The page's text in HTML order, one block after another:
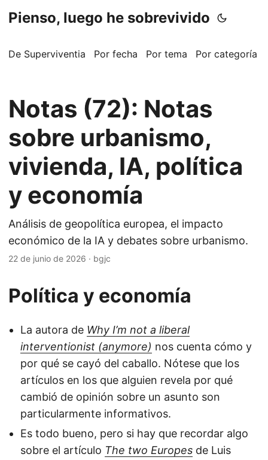
Pienso, luego he sobrevivido
De Superviventia Por fecha Por tema Por categoría
Notas (72): Notas
sobre urbanismo,
vivienda, IA, política
y economía
Análisis de geopolítica europea, el impacto
económico de la IA y debates sobre urbanismo.
22 de junio de 2026 · bgjc
Política y economía
La autora de Why I’m not a liberal
interventionist (anymore) nos cuenta cómo y
por qué se cayó del caballo. Nótese que los
artículos en los que alguien revela por qué
cambió de opinión sobre un asunto son
particularmente informativos.
Es todo bueno, pero si hay que recordar algo
sobre el artículo The two Europes de Luis